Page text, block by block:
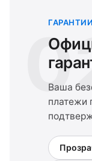
ГАРАНТИИ
Ваша
платежи